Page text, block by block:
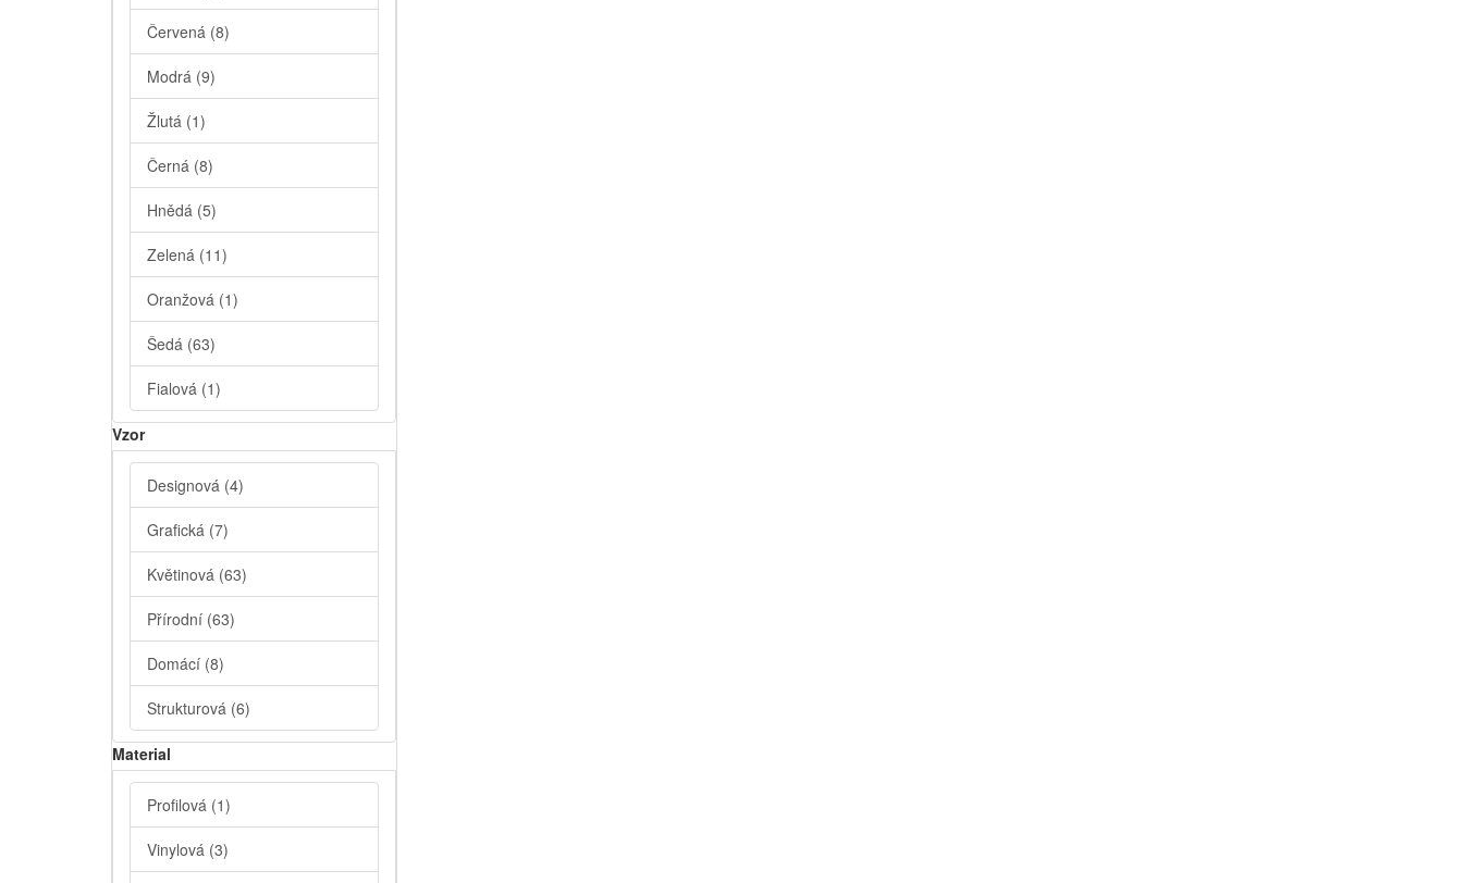
Červená (8)
Modrá (9)
Žlutá (1)
Černá (8)
Hnědá (5)
Zelená (11)
Oranžová (1)
Šedá (63)
Fialová (1)
Vzor
Designová (4)
Grafická (7)
Květinová (63)
Přírodní (63)
Domácí (8)
Strukturová (6)
Material
Profilová (1)
Vinylová (3)